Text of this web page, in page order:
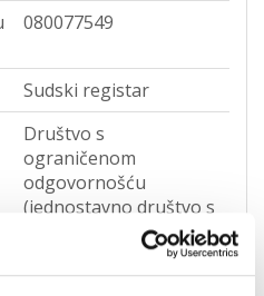
080077549
Sudski registar
Društvo s
ograničenom
odgovornošću
(jednostavno društvo s
odgovornošću)
(OQWO)